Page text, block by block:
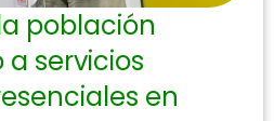
población
servicios
en